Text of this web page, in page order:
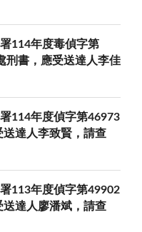
114年度毒偵字第
刑書，應受送達人李佳
114年度偵字第46973
達人李致賢，請查
113年度偵字第49902
達人廖潘斌，請查